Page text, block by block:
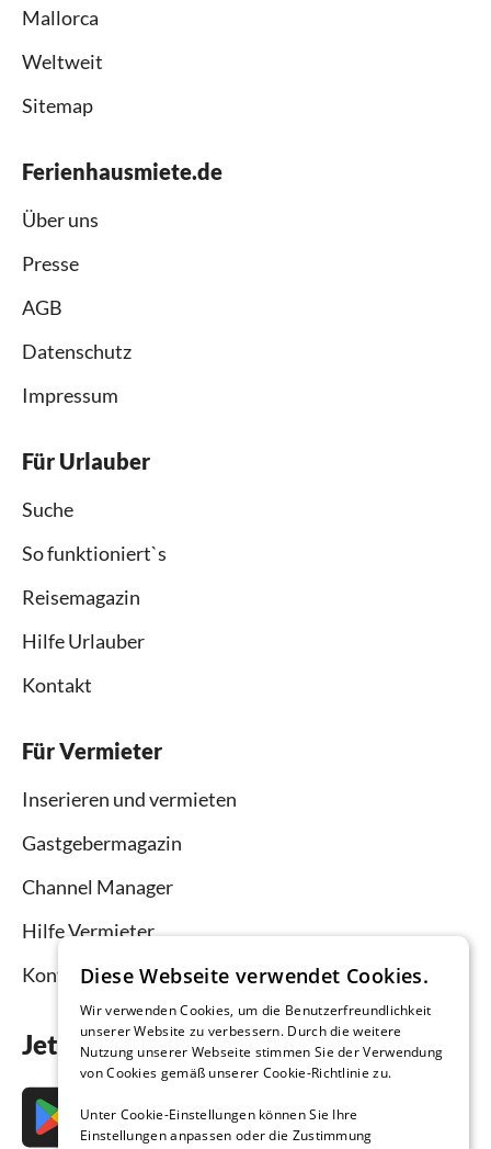
Mallorca
Weltweit
Sitemap
Ferienhausmiete.de
Über uns
Presse
AGB
Datenschutz
Impressum
Für Urlauber
Suche
So funktioniert`s
Reisemagazin
Hilfe Urlauber
Kontakt
Für Vermieter
Inserieren und vermieten
Gastgebermagazin
Channel Manager
Hilfe Vermieter
Kontakt
Jetzt die App downloaden
Diese Webseite verwendet Cookies.
Wir verwenden Cookies, um die Benutzerfreundlichkeit
unserer Website zu verbessern. Durch die weitere
Nutzung unserer Webseite stimmen Sie der Verwendung
von Cookies gemäß unserer Cookie-Richtlinie zu.
Unter Cookie-Einstellungen können Sie Ihre
Einstellungen anpassen oder die Zustimmung